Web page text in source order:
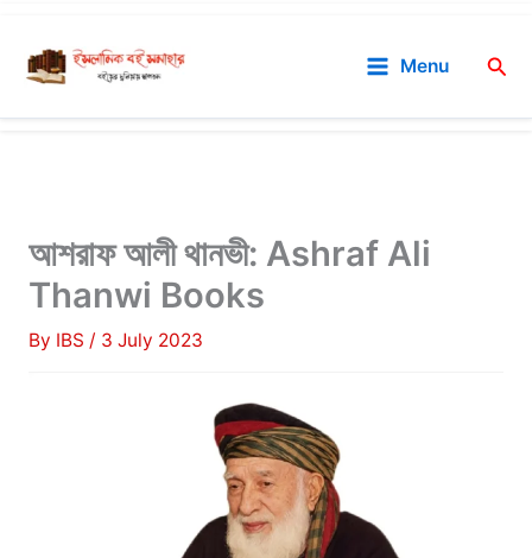
content
Menu
আশরাফ আলী থানভী: Ashraf Ali
Thanwi Books
By IBS / 3 July 2023